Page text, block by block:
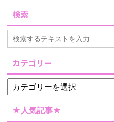
検索
カテゴリー
★人気記事★